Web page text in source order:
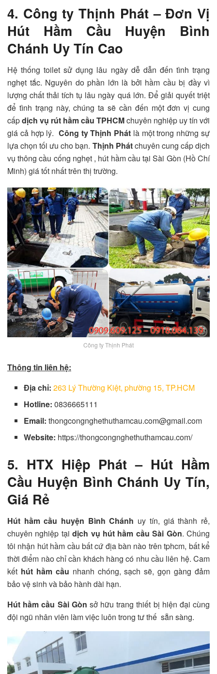
4. Công ty Thịnh Phát – Đơn Vị
Hút Hầm Cầu Huyện Bình
Chánh Uy Tín Cao
Hệ thống toilet sử dụng lâu ngày dễ dẫn đến tình trạng
nghẹt tắc. Nguyên do phần lớn là bởi hầm cầu bị đầy vì
lượng chất thải tích tụ lâu ngày quá lớn. Để giải quyết triệt
để tình trạng này, chúng ta sẽ cần đến một đơn vị cung
cấpdịch vụ rút hầm cầu TPHCMchuyên nghiệp uy tín với
giá cả hợp lý. Công ty Thịnh Phát là một trong những sự
lựa chọn tối ưu cho bạn. Thịnh Phátchuyên cung cấp dịch
vụ thông cầu cống nghẹt , hút hầm cầu tại Sài Gòn (Hồ Chí
Minh) giá tốt nhất trên thị trường.
Công ty Thịnh Phát
Thông tin liên hệ:
Địa chỉ: 263 Lý Thường Kiệt, phường 15, TP.HCM
Hotline:0836665111
Email: thongcongnghethuthamcau.com@gmail.com
Website: https://thongcongnghethuthamcau.com/
5. HTX Hiệp Phát – Hút Hầm
Cầu Huyện Bình Chánh Uy Tín,
Giá Rẻ
Hút hầm cầu huyện Bình Chánh uy tín, giá thành rẻ,
chuyên nghiệp tạidịch vụ hút hầm cầu Sài Gòn. Chúng
tôi nhận hút hầm cầu bất cứ địa bàn nào trên tphcm, bất kể
thời điểm nào chỉ cần khách hàng có nhu cầu liên hệ. Cam
kết hút hầm cầu nhanh chóng, sạch sẽ, gọn gàng đảm
bảo vệ sinh và bảo hành dài hạn.
Hút hầm cầu Sài Gòn sở hữu trang thiết bị hiện đại cùng
đội ngũ nhân viên làm việc luôn trong tư thế sẵn sàng.